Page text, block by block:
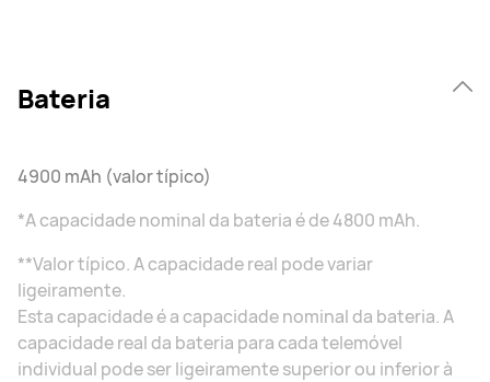
Bateria
4900 mAh (valor típico)
*A capacidade nominal da bateria é de 4800 mAh.
**Valor típico. A capacidade real pode variar
ligeiramente.
Esta capacidade é a capacidade nominal da bateria. A
capacidade real da bateria para cada telemóvel
individual pode ser ligeiramente superior ou inferior à